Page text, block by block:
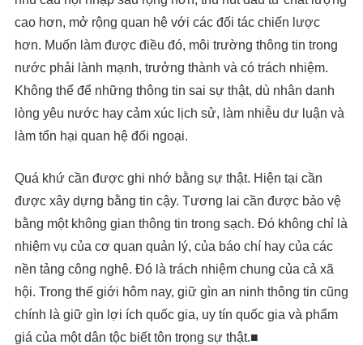
cao hơn, mở rộng quan hệ với các đối tác chiến lược
hơn. Muốn làm được điều đó, môi trường thông tin trong
nước phải lành mạnh, trưởng thành và có trách nhiệm.
Không thể để những thông tin sai sự thật, dù nhân danh
lòng yêu nước hay cảm xúc lịch sử, làm nhiễu dư luận và
làm tổn hại quan hệ đối ngoại.
Quá khứ cần được ghi nhớ bằng sự thật. Hiện tại cần
được xây dựng bằng tin cậy. Tương lai cần được bảo vệ
bằng một không gian thông tin trong sạch. Đó không chỉ là
nhiệm vụ của cơ quan quản lý, của báo chí hay của các
nền tảng công nghệ. Đó là trách nhiệm chung của cả xã
hội. Trong thế giới hôm nay, giữ gìn an ninh thông tin cũng
chính là giữ gìn lợi ích quốc gia, uy tín quốc gia và phẩm
giá của một dân tộc biết tôn trọng sự thật.■